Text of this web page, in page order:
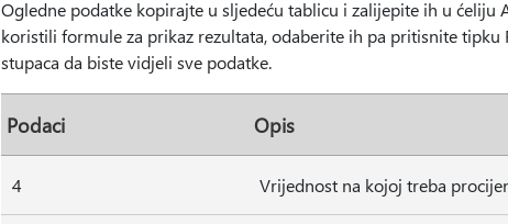
Ogledne podatke kopirajte u sljedeću tablicu i zalijepite ih u ćeliju
koristili formule za prikaz rezultata, odaberite ih pa pritisnite
stupaca da biste vidjeli sve podatke.
Podaci Opis
4 Vrijednost na kojoj treba